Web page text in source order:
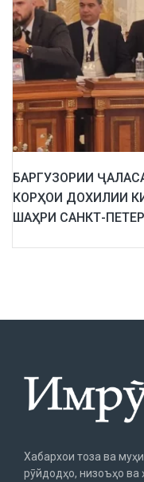
БАРГУЗОРИИ
КОРҲОИ ДОХИЛИИ
ШАҲРИ САНКТ-
Хабархои тоза ва
рӯйдодҳо, низоъҳо ва